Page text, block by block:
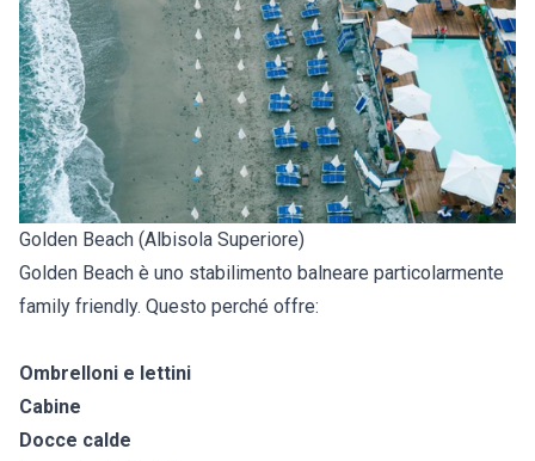
Golden Beach (Albisola Superiore)
Golden Beach è uno stabilimento balneare particolarmente
family friendly. Questo perché offre:
Ombrelloni e lettini
Cabine
Docce calde